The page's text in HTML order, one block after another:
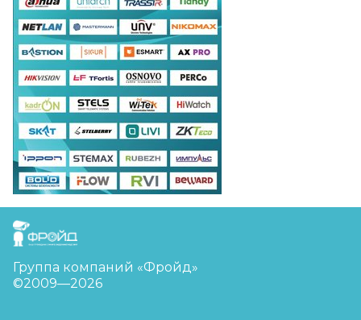
FreudGroup
Группа компаний «Фройд»
©2009—2026